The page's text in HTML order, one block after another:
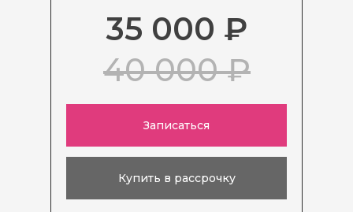
35 000 ₽
Записаться
40 000 ₽
Купить в рассрочку